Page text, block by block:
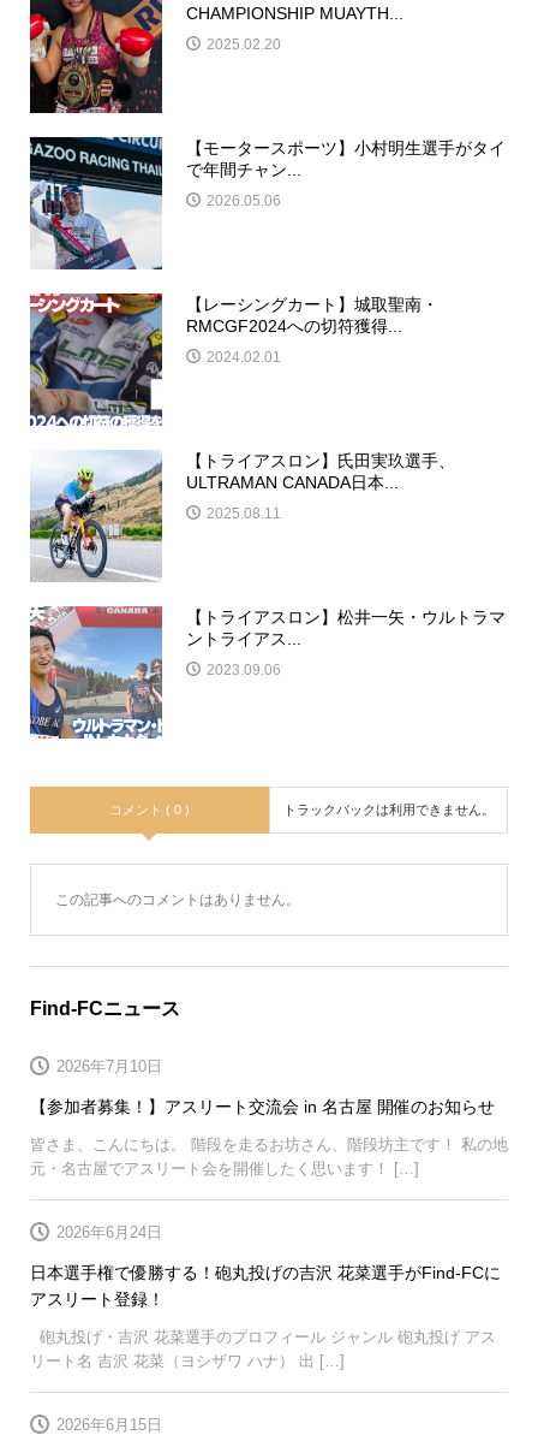
CHAMPIONSHIP MUAYTH...
2025.02.20
【モータースポーツ】小村明生選手がタイ
で年間チャン...
2026.05.06
【レーシングカート】城取聖南・
RMCGF2024への切符獲得...
2024.02.01
【トライアスロン】氏田実玖選手、
ULTRAMAN CANADA日本...
2025.08.11
【トライアスロン】松井一矢・ウルトラマ
ントライアス...
2023.09.06
コメント ( 0 ) トラックバックは利用できません。
この記事へのコメントはありません。
Find-FCニュース
【参加者募集！】アスリート交流会 in 名古屋 開催のお知らせ
2026年7月10日
皆さま、こんにちは。 階段を走るお坊さん、階段坊主です！ 私の地
元・名古屋でアスリート会を開催したく思います！ […]
日本選手権で優勝する！砲丸投げの吉沢 花菜選手がFind-FCに
アスリート登録！
2026年6月24日
砲丸投げ・吉沢 花菜選手のプロフィール ジャンル 砲丸投げ アス
リート名 吉沢 花菜（ヨシザワ ハナ） 出 […]
2026年6月15日